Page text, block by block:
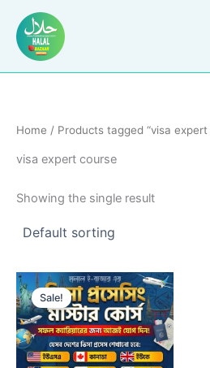
content
Home / Products tagged “visa expert
visa expert course
Showing the single result
Sale!
Original
price
was:
5,000.00৳ .
Current
price
is:
210.00৳ .